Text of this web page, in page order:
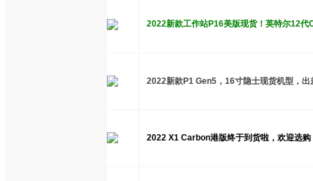
2022新款工作站P16美版现货！英特尔12代
2022新款P1 Gen5，16寸隐士现货机型，出
2022 X1 Carbon港版终于到货啦，欢迎选购